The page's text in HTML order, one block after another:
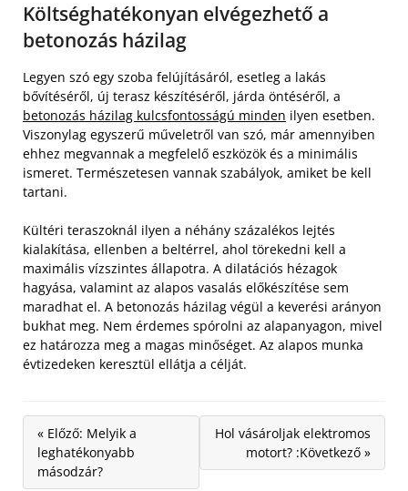
Költséghatékonyan elvégezhető a
betonozás házilag
Legyen szó egy szoba felújításáról, esetleg a lakás
bővítéséről, új terasz készítéséről, járda öntéséről, a
betonozás házilag kulcsfontosságú minden ilyen esetben.
Viszonylag egyszerű műveletről van szó, már amennyiben
ehhez megvannak a megfelelő eszközök és a minimális
ismeret. Természetesen vannak szabályok, amiket be kell
tartani.
Kültéri teraszoknál ilyen a néhány százalékos lejtés
kialakítása, ellenben a beltérrel, ahol törekedni kell a
maximális vízszintes állapotra. A dilatációs hézagok
hagyása, valamint az alapos vasalás előkészítése sem
maradhat el. A betonozás házilag végül a keverési arányon
bukhat meg. Nem érdemes spórolni az alapanyagon, mivel
ez határozza meg a magas minőséget. Az alapos munka
évtizedeken keresztül ellátja a célját.
« Előző: Melyik a
leghatékonyabb
másodzár?
Hol vásároljak elektromos
motort? :Következő »